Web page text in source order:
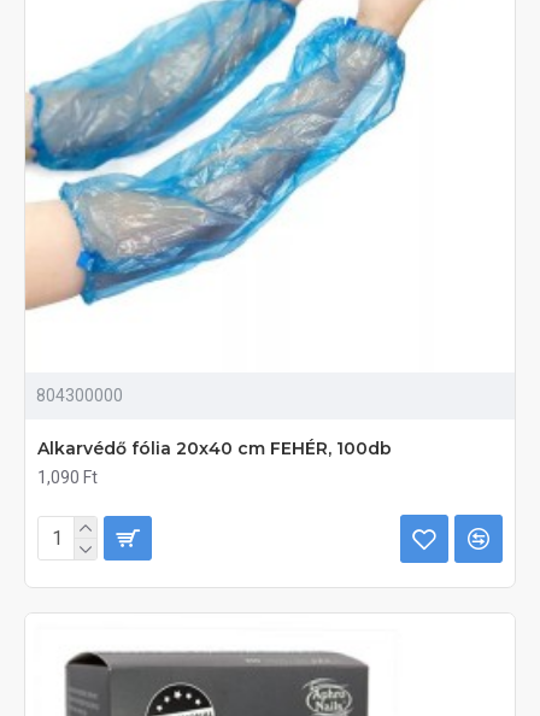
804300000
Alkarvédő fólia 20x40 cm FEHÉR, 100db
1,090 Ft